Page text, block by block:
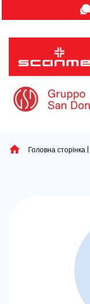
to
content
Головна сторінка |